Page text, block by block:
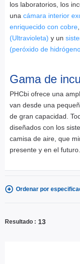
los laboratorios, los
una cámara interior
enriquecido con cobre
(Ultravioleta) y un
(peróxido de
Gama de
PHCbi ofrece una
van desde una
de gran capacidad.
diseñados con los
camisa de aire, que
presente y en el futuro.
Ordenar por
Resultado 13